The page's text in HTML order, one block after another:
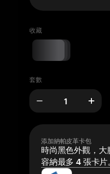
收藏
套數
添加納帕皮革卡包
時尚黑色外觀，大
容納最多 4 張卡片